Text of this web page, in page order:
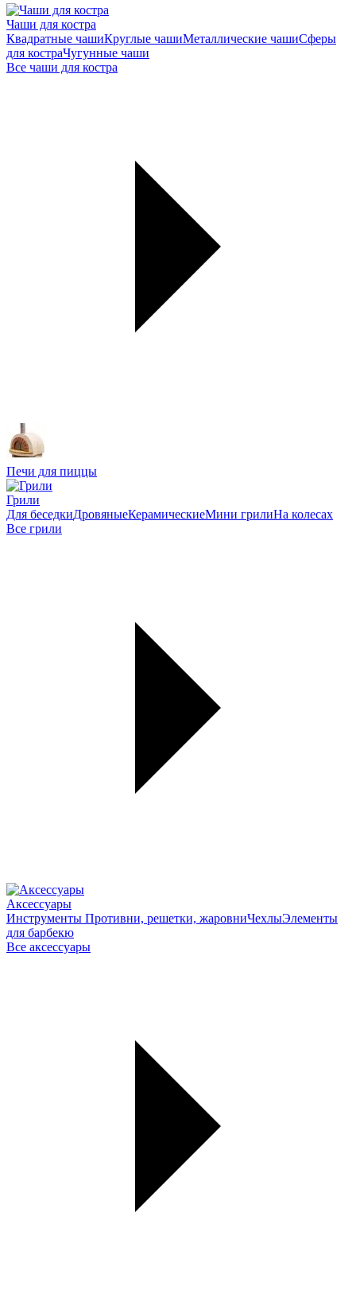
Чаши для костра
Квадратные чашиКруглые чашиМеталлические чашиСферы
для костраЧугунные чаши
Все чаши для костра
Печи для пиццы
Грили
Для беседкиДровяныеКерамическиеМини грилиНа колесах
Все грили
Аксессуары
Инструменты Противни, решетки, жаровниЧехлыЭлементы
для барбекю
Все аксессуары